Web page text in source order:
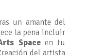
un amante del
la pena incluir
Spaceen tu